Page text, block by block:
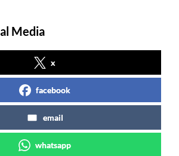
Media
x
facebook
email
whatsapp